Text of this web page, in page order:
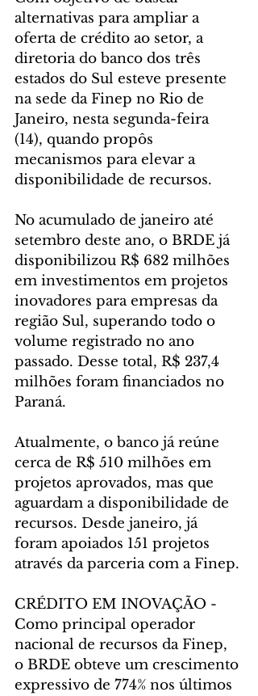
alternativas para ampliar a
oferta de crédito ao setor, a
diretoria do banco dos três
estados do Sul esteve presente
na sede da Finep no Rio de
Janeiro, nesta segunda-feira
(14), quando propôs
mecanismos para elevar a
disponibilidade de recursos.
No acumulado de janeiro até
setembro deste ano, o BRDE já
disponibilizou R$ 682 milhões
em investimentos em projetos
inovadores para empresas da
região Sul, superando todo o
volume registrado no ano
passado. Desse total, R$ 237,4
milhões foram financiados no
Paraná.
Atualmente, o banco já reúne
cerca de R$ 510 milhões em
projetos aprovados, mas que
aguardam a disponibilidade de
recursos. Desde janeiro, já
foram apoiados 151 projetos
através da parceria com a Finep.
CRÉDITO EM INOVAÇÃO -
Como principal operador
nacional de recursos da Finep,
o BRDE obteve um crescimento
expressivo de 774% nos últimos